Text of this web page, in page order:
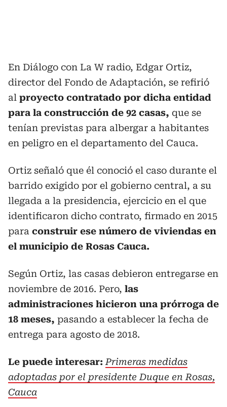
En Diálogo con La W radio, Edgar Ortiz,
director del Fondo de Adaptación, se refirió
al proyecto contratado por dicha entidad
para la construcción de 92 casas, que se
tenían previstas para albergar a habitantes
en peligro en el departamento del Cauca.
Ortiz señaló que él conoció el caso durante el
barrido exigido por el gobierno central, a su
llegada a la presidencia, ejercicio en el que
identificaron dicho contrato, firmado en 2015
para construir ese número de viviendas en
el municipio de Rosas Cauca.
Según Ortiz, las casas debieron entregarse en
noviembre de 2016. Pero, las
administraciones hicieron una prórroga de
18 meses, pasando a establecer la fecha de
entrega para agosto de 2018.
Le puede interesar: Primeras medidas
adoptadas por el presidente Duque en Rosas,
Cauca